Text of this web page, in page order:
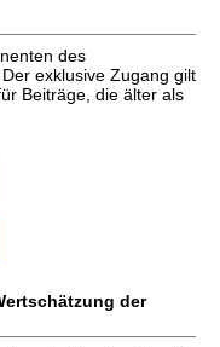
des
exklusive Zugang gilt
Beiträge, die älter als
der